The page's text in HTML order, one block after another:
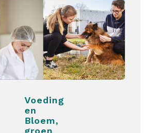
Voeding
en
Bloem,
groen